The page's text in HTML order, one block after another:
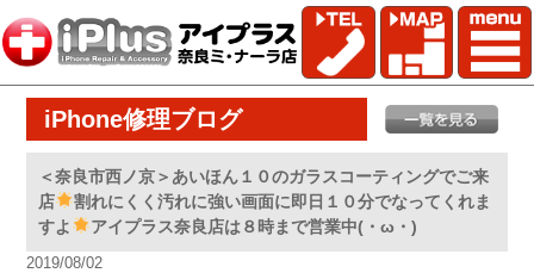
iPhone修理ブログ
＜奈良市西ノ京＞あいほん１０のガラスコーティングでご来
店
割れにくく汚れに強い画面に即日１０分でなってくれま
すよ
アイプラス奈良店は８時まで営業中(・ω・)
2019/08/02